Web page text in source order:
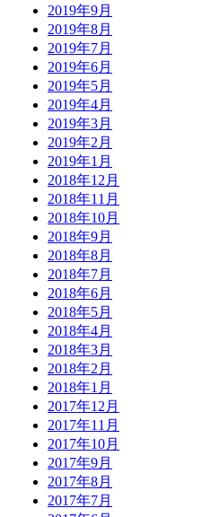
2019年9月
2019年8月
2019年7月
2019年6月
2019年5月
2019年4月
2019年3月
2019年2月
2019年1月
2018年12月
2018年11月
2018年10月
2018年9月
2018年8月
2018年7月
2018年6月
2018年5月
2018年4月
2018年3月
2018年2月
2018年1月
2017年12月
2017年11月
2017年10月
2017年9月
2017年8月
2017年7月